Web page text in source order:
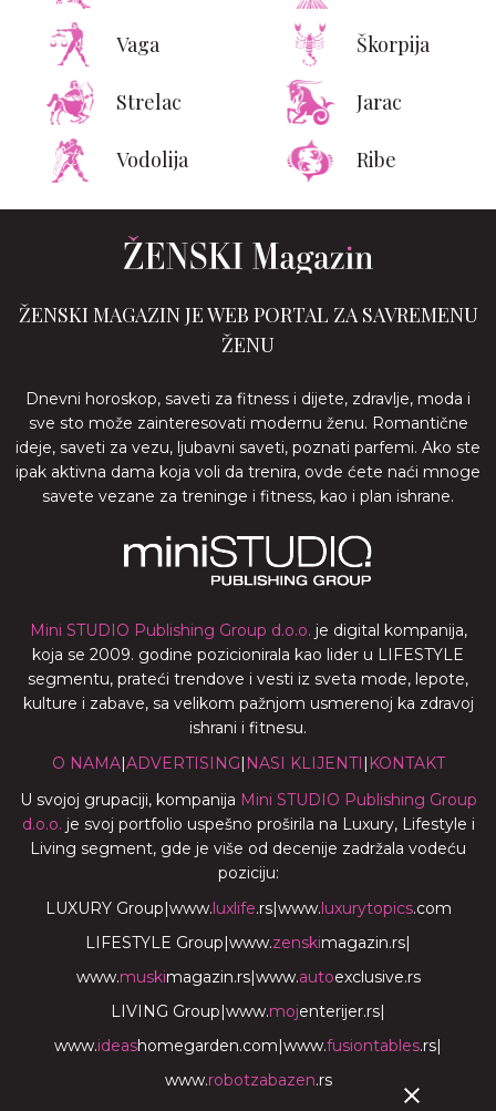
Vaga Škorpija
Strelac Jarac
Vodolija Ribe
ŽENSKI MAGAZIN JE WEB PORTAL ZA SAVREMENU
ŽENU
Dnevni horoskop, saveti za fitness i dijete, zdravlje, moda i
sve sto može zainteresovati modernu ženu. Romantične
ideje, saveti za vezu, ljubavni saveti, poznati parfemi. Ako ste
ipak aktivna dama koja voli da trenira, ovde ćete naći mnoge
savete vezane za treninge i fitness, kao i plan ishrane.
Mini STUDIO Publishing Group d.o.o. je digital kompanija,
koja se 2009. godine pozicionirala kao lider u LIFESTYLE
segmentu, prateći trendove i vesti iz sveta mode, lepote,
kulture i zabave, sa velikom pažnjom usmerenoj ka zdravoj
ishrani i fitnesu.
O NAMA|ADVERTISING| NASI KLIJENTI | KONTAKT
U svojoj grupaciji, kompanija Mini STUDIO Publishing Group
d.o.o. je svoj portfolio uspešno proširila na Luxury, Lifestyle i
Living segment, gde je više od decenije zadržala vodeću
poziciju:
LUXURY Group|www.luxlife.rs|www.luxurytopics.com
LIFESTYLE Group|www.zenskimagazin.rs|
www.muskimagazin.rs|www.autoexclusive.rs
LIVING Group|www.mojenterijer.rs|
www.ideashomegarden.com|www.fusiontables.rs|
www.robotzabazen.rs